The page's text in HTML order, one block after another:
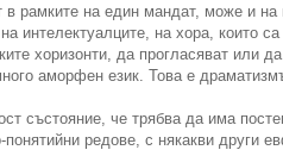
в рамките на един мандат, може и
интелектуалците, на хора, които
хоризонти, да прогласяват или
аморфен език. Това е
състояние, че трябва да има
редове, с някакви други